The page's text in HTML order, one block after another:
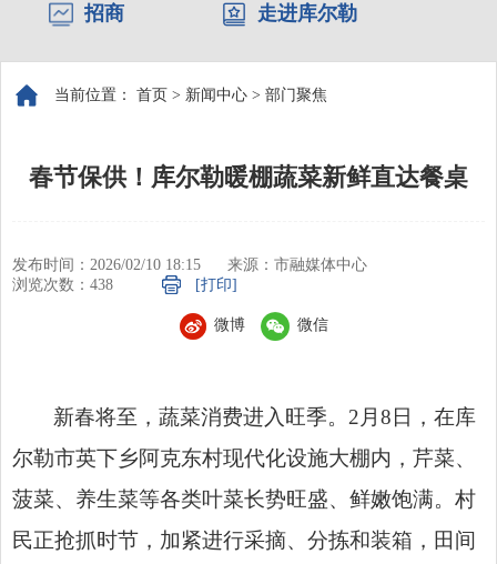
招商 走进库尔勒
当前位置： 首页 > 新闻中心 > 部门聚焦
春节保供！库尔勒暖棚蔬菜新鲜直达餐桌
发布时间：2026/02/10 18:15
来源：市融媒体中心
浏览次数： 438 [打印]
微博 微信
新春将至，蔬菜消费进入旺季。2月8日，在库
尔勒市英下乡阿克东村现代化设施大棚内，芹菜、
菠菜、养生菜等各类叶菜长势旺盛、鲜嫩饱满。村
民正抢抓时节，加紧进行采摘、分拣和装箱，田间